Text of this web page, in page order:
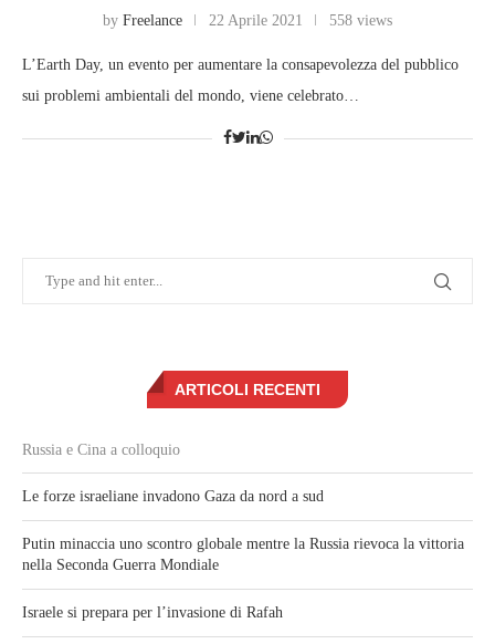
by Freelance 22 Aprile 2021 558 views
L’Earth Day, un evento per aumentare la consapevolezza del pubblico
sui problemi ambientali del mondo, viene celebrato…
ARTICOLI RECENTI
Russia e Cina a colloquio
Le forze israeliane invadono Gaza da nord a sud
Putin minaccia uno scontro globale mentre la Russia rievoca la vittoria
nella Seconda Guerra Mondiale
Israele si prepara per l’invasione di Rafah